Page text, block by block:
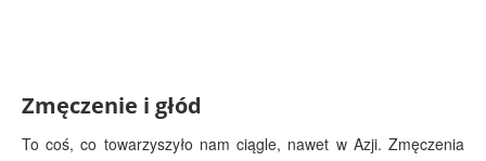
Zmęczenie i głód
To coś, co towarzyszyło nam ciągle, nawet w Azji. Zmęczenia